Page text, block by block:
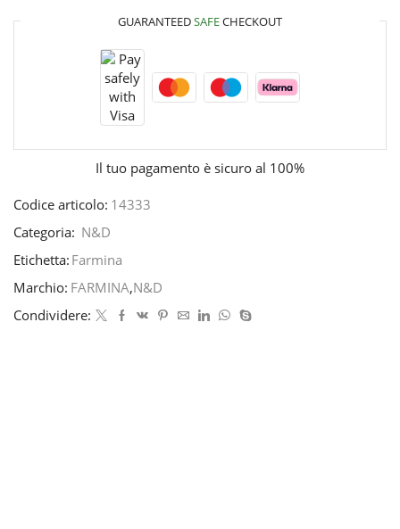
GUARANTEEDSAFECHECKOUT
Il tuo pagamento è sicuro al 100%
Codice articolo: 14333
Categoria: N&D
Etichetta: Farmina
Marchio: FARMINA,N&D
Condividere: